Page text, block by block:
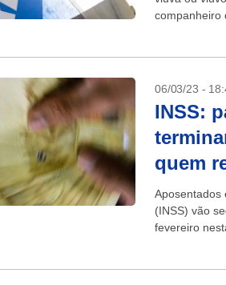
companheiro
06/03/23 -
INSS:
quem
Aposentados
(INSS) vão
fevereiro